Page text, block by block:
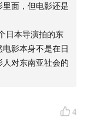
面，但电影还是
日本导演拍的东
影本身不是在日
对东南亚社会的
4